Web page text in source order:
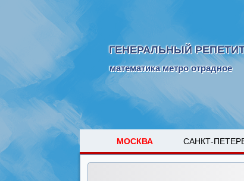
ГЕНЕРАЛЬНЫЙ
математика метро отрадное
МОСКВА САНКТ-